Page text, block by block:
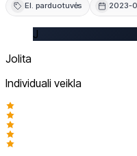
šiol bendraujame ir
klausimams, visada
El. parduotuvės 2023-
J
Jolita
Individuali veikla